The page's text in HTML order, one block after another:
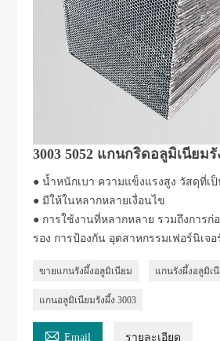
3003 5052 แกนกริดอลูมิเนียมรั
● น้ำหนักเบา ความแข็งแรงสูง วัสดุที่เ
● มีให้ในหลากหลายเงื่อนไข
● การใช้งานที่หลากหลาย รวมถึงการก่
รอง การป้องกัน อุตสาหกรรมเฟอร์นิเจอ
ขายแกนรังผึ้งอลูมิเนียม แกนรังผึ้งอลูมิเ
แกนอลูมิเนียมรังผึ้ง 3003
 Email รายละเอียด